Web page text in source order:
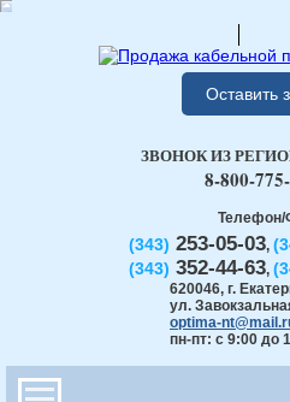
Оставить
Телефон/
(343) 253-05-03,
(343) 352-44-63,
620046, г.
ул.
optima-
пн-пт: с 9:00 до
ЗВОНОК ИЗ
8-800-